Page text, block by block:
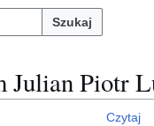
Szukaj
Julian Piotr
Czytaj